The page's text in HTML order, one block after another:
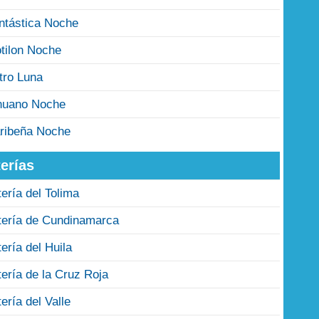
Noche
Noche
Luna
Noche
Noche
del Tolima
de Cundinamarca
del Huila
de la Cruz Roja
del Valle